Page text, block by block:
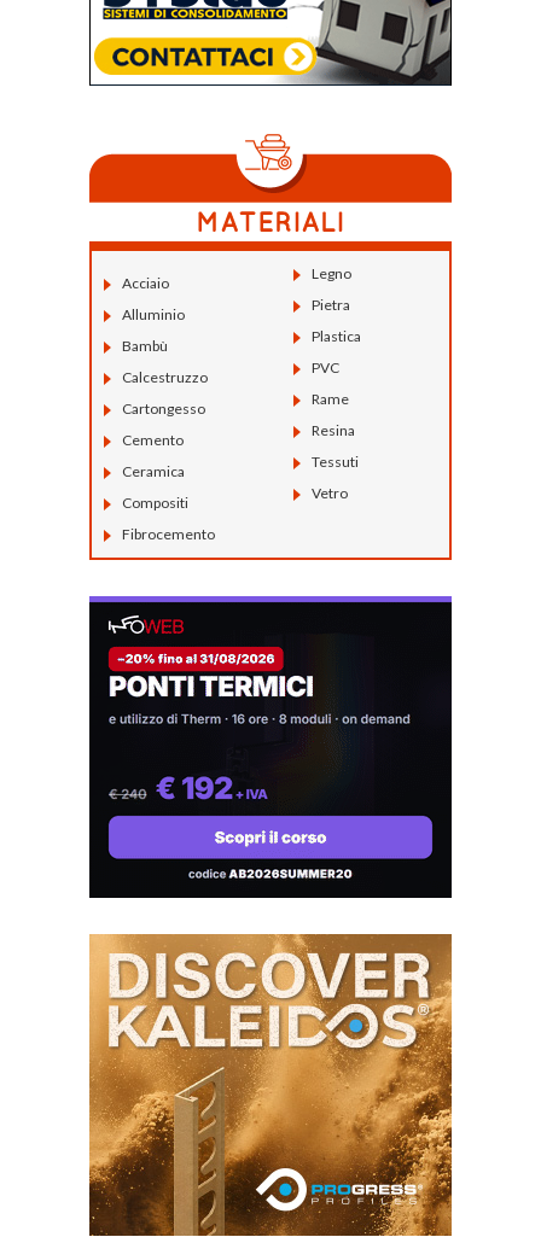
Acciaio
Alluminio
Bambù
Calcestruzzo
Cartongesso
Cemento
Ceramica
Compositi
Fibrocemento
Legno
Pietra
Plastica
PVC
Rame
Resina
Tessuti
Vetro